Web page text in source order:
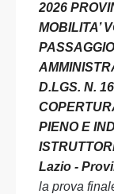
2026
MOBILITA’
D.LGS. N.
PIENO E
Lazio -
la prova